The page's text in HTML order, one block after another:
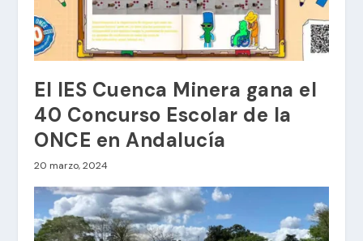
El IES Cuenca Minera gana el
40 Concurso Escolar de la
ONCE en Andalucía
20 marzo, 2024